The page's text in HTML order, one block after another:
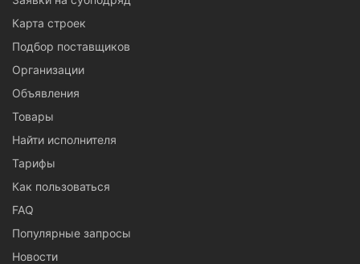
Карта строек
Подбор поставщиков
Организации
Объявления
Товары
Найти исполнителя
Тарифы
Как пользоваться
FAQ
Популярные запросы
Новости